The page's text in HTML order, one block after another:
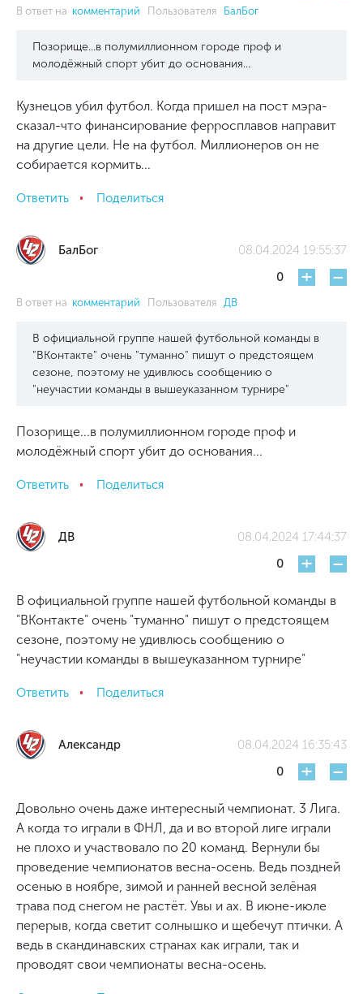
В ответ на комментарий Пользователя БалБог
Позорище...в полумиллионном городе проф и
молодёжный спорт убит до основания...
Кузнецов убил футбол. Когда пришел на пост мэра-
сказал-что финансирование ферросплавов направит
на другие цели. Не на футбол. Миллионеров он не
собирается кормить...
Ответить Поделиться
БалБог
08.04.2024 19:55:37
0
+ -
В ответ на комментарий Пользователя ДВ
В официальной группе нашей футбольной команды в
"ВКонтакте" очень "туманно" пишут о предстоящем
сезоне, поэтому не удивлюсь сообщению о
"неучастии команды в вышеуказанном турнире"
Позорище...в полумиллионном городе проф и
молодёжный спорт убит до основания...
Ответить Поделиться
ДВ
08.04.2024 17:44:37
0
+ -
В официальной группе нашей футбольной команды в
"ВКонтакте" очень "туманно" пишут о предстоящем
сезоне, поэтому не удивлюсь сообщению о
"неучастии команды в вышеуказанном турнире"
Ответить Поделиться
Александр
08.04.2024 16:35:43
0
+ -
Довольно очень даже интересный чемпионат. 3 Лига.
А когда то играли в ФНЛ, да и во второй лиге играли
не плохо и участвовало по 20 команд. Вернули бы
проведение чемпионатов весна-осень. Ведь поздней
осенью в ноябре, зимой и ранней весной зелёная
трава под снегом не растёт. Увы и ах. В июне-июле
перерыв, когда светит солнышко и щебечут птички. А
ведь в скандинавских странах как играли, так и
проводят свои чемпионаты весна-осень.